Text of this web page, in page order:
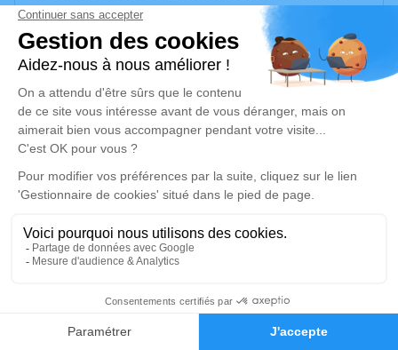
Faire-part Hommages
vos condoléances, partager des photos souvenirs, une
anecdote ou exprimer vos pensées à travers des
poèmes ou des textes. Cet endroit est un lieu
d'expression dédié à honorer la mémoire de Francis
JOST.
Un service de plantation d’arbre hommage est
disponible ici.
Je rends hommage
Cérémonie religieuse
Notre Dame de la Nativité de Saverne
Place de l'Église